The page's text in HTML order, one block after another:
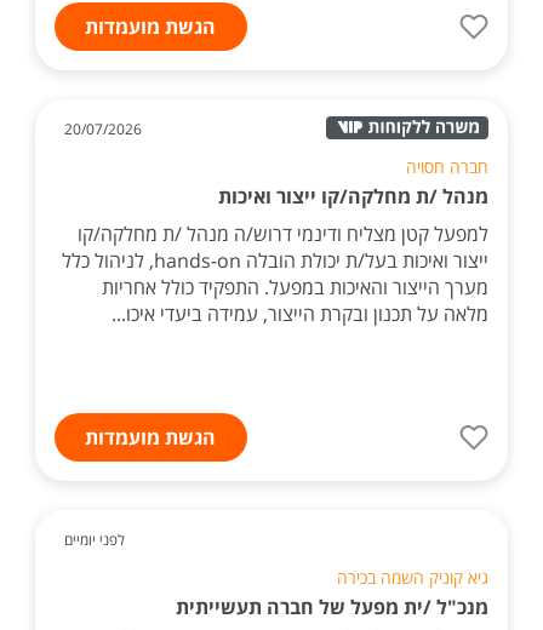
הגשת מועמדות
20/07/2026
חברה חסויה
מנהל /ת מחלקה/קו ייצור ואיכות
למפעל קטן מצליח ודינמי דרוש/ה מנהל /ת מחלקה/קו
ייצור ואיכות בעל/ת יכולת הובלה hands-on, לניהול כלל
מערך הייצור והאיכות במפעל. התפקיד כולל אחריות
מלאה על תכנון ובקרת הייצור, עמידה ביעדי איכו...
הגשת מועמדות
לפני יומיים
גיא קוניק השמה בכירה
מנכ"ל /ית מפעל של חברה תעשייתית